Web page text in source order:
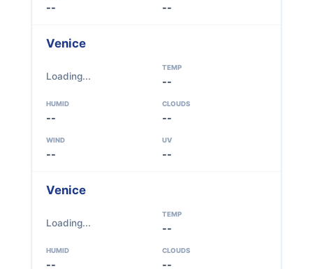
-- --
Venice
Loading...
TEMP
--
HUMID
--
CLOUDS
--
WIND
--
UV
--
Venice
Loading...
TEMP
--
HUMID
--
CLOUDS
--